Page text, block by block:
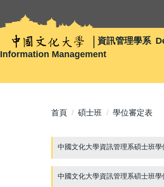
內
資訊管理學系
Information Management
首頁 碩士班 學位審定表
中國文化大學資訊管理系碩士班
中國文化大學資訊管理系碩士班